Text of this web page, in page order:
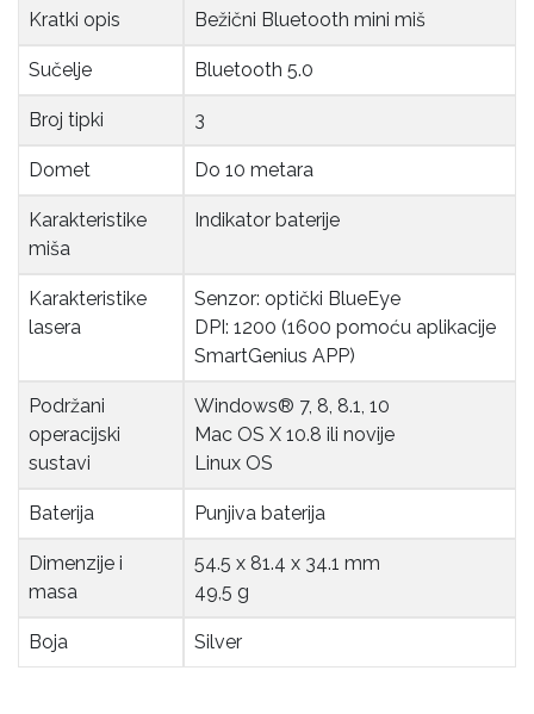
Kratki opis Bežični Bluetooth mini miš
Sučelje Bluetooth 5.0
Broj tipki 3
Domet Do 10 metara
Karakteristike
miša
Indikator baterije
Karakteristike
lasera
Senzor: optički BlueEye
DPI: 1200 (1600 pomoću aplikacije
SmartGenius APP)
Podržani
operacijski
sustavi
Windows® 7, 8, 8.1, 10
Mac OS X 10.8 ili novije
Linux OS
Baterija Punjiva baterija
Dimenzije i
masa
54.5 x 81.4 x 34.1 mm
49,5 g
Boja Silver